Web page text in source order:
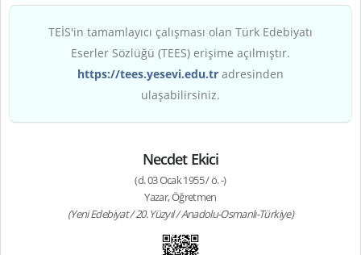
TEİS'in tamamlayıcı çalışması olan Türk Edebiyatı
Eserler Sözlüğü (TEES) erişime açılmıştır.
https://tees.yesevi.edu.tr adresinden
ulaşabilirsiniz.
Necdet Ekici
(d. 03 Ocak 1955 / ö. -)
Yazar, Öğretmen
(Yeni Edebiyat / 20. Yüzyıl / Anadolu-Osmanlı-Türkiye)